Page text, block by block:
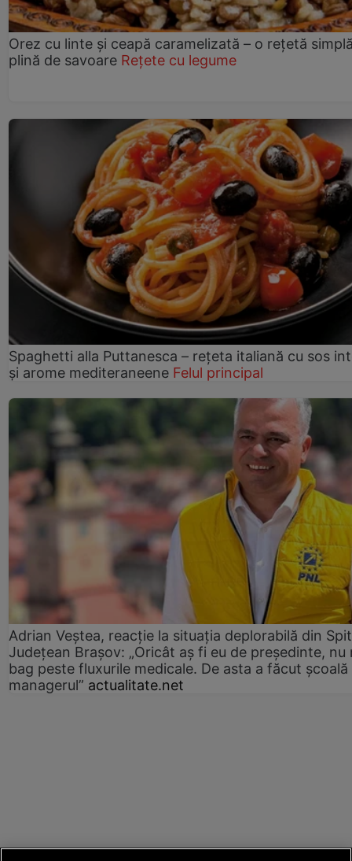
Orez cu linte și ceapă caramelizată – o rețetă
plină de savoare Rețete cu legume
Spaghetti alla Puttanesca – rețeta italiană cu sos
și arome mediteraneene Felul principal
Adrian Veștea, reacție la situația deplorabilă din
Județean Brașov: „Oricât aș fi eu de președinte, nu
bag peste fluxurile medicale. De asta a făcut școală
managerul” actualitate.net